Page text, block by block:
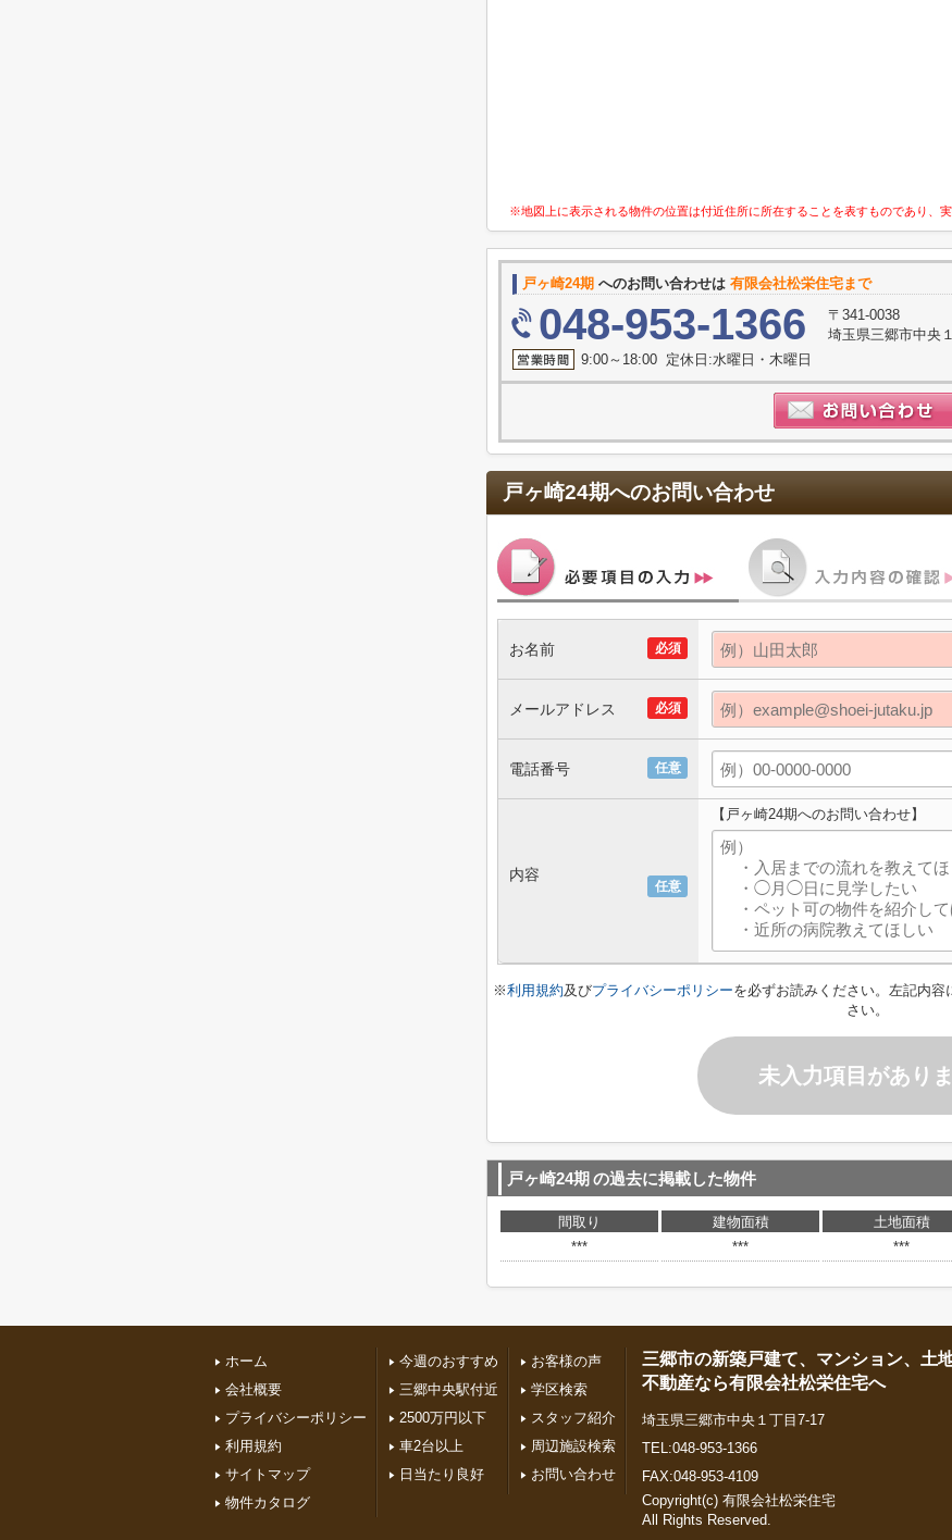
※地図上に表示される物件の位置は付近住所に所在することを表すものであり、
戸ヶ崎24期 へのお問い合わせは 有限会社松栄住宅まで
048-953-1366
〒341-0038
埼玉県三郷市中央
9:00～18:00 定休日:水曜日・木曜日
戸ヶ崎24期へのお問い合わせ
必須
お名前
必須
メールアドレス
任意
電話番号
任意
内容
【戸ヶ崎24期へのお問い合わせ】
※利用規約及びプライバシーポリシーを必ずお読みください。左記内
さい。
未入力項目があり
戸ヶ崎24期 の過去に掲載した物件
間取り 建物面積 土地面積
***
*** ***
ホーム
会社概要
プライバシーポリシー
利用規約
サイトマップ
物件カタログ
今週のおすすめ
三郷中央駅付近
2500万円以下
車2台以上
日当たり良好
お客様の声
学区検索
スタッフ紹介
周辺施設検索
お問い合わせ
三郷市の新築戸建て、マンション、土
不動産なら有限会社松栄住宅へ
埼玉県三郷市中央１丁目7-17
TEL:048-953-1366
FAX:048-953-4109
Copyright(c) 有限会社松栄住宅
All Rights Reserved.